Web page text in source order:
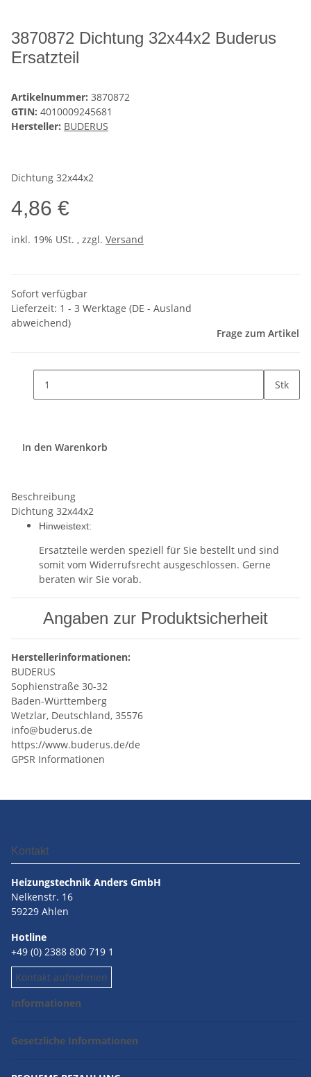
3870872 Dichtung 32x44x2 Buderus
Ersatzteil
Artikelnummer: 3870872
GTIN: 4010009245681
Hersteller: BUDERUS
Dichtung 32x44x2
4,86 €
inkl. 19% USt. , zzgl. Versand
Sofort verfügbar
Lieferzeit: 1 - 3 Werktage (DE - Ausland
abweichend)
Frage zum Artikel
Stk
In den Warenkorb
Beschreibung
Dichtung 32x44x2
Hinweistext:
Ersatzteile werden speziell für Sie bestellt und sind
somit vom Widerrufsrecht ausgeschlossen. Gerne
beraten wir Sie vorab.
Angaben zur Produktsicherheit
Herstellerinformationen:
BUDERUS
Sophienstraße 30-32
Baden-Württemberg
Wetzlar, Deutschland, 35576
info@buderus.de
https://www.buderus.de/de
GPSR Informationen
Kontakt
Heizungstechnik Anders GmbH
Nelkenstr. 16
59229 Ahlen
Hotline
+49 (0) 2388 800 719 1
Kontakt aufnehmen
Informationen
Gesetzliche Informationen